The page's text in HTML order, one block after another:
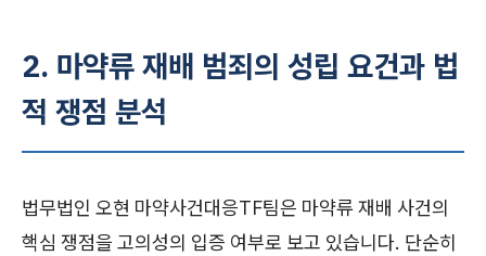
2. 마약류 재배 범죄의 성립 요건과 법
적 쟁점 분석
법무법인 오현 마약사건대응TF팀은 마약류 재배 사건의
핵심 쟁점을 고의성의 입증 여부로 보고 있습니다. 단순히